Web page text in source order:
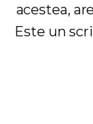
acestea,
Este un